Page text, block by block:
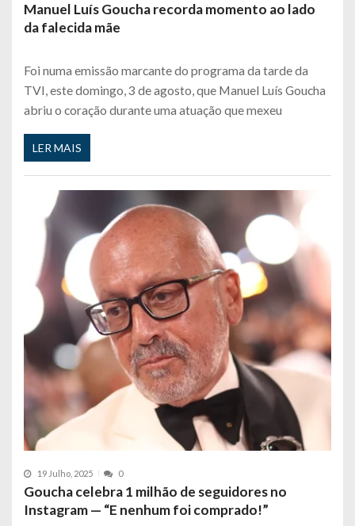
Manuel Luís Goucha recorda momento ao lado
da falecida mãe
Foi numa emissão marcante do programa da tarde da
TVI, este domingo, 3 de agosto, que Manuel Luís Goucha
abriu o coração durante uma atuação que mexeu
LER MAIS
19 Julho, 2025 0
Goucha celebra 1 milhão de seguidores no
Instagram — “E nenhum foi comprado!”